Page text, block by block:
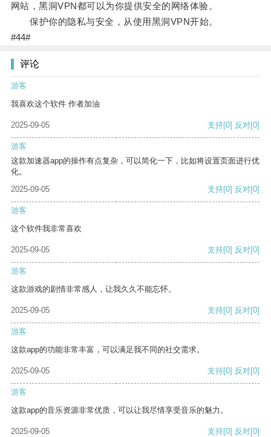
网站，黑洞VPN都可以为你提供安全的网络体验。
保护你的隐私与安全，从使用黑洞VPN开始。
#44#
评论
游客
我喜欢这个软件 作者加油
2025-09-05 支持[0] 反对[0]
游客
这款加速器app的操作有点复杂，可以简化一下，比如将设置页面进行优
化。
2025-09-05
支持[0] 反对[0]
游客
这个软件我非常喜欢
2025-09-05 支持[0] 反对[0]
游客
这款游戏的剧情非常感人，让我久久不能忘怀。
2025-09-05 支持[0] 反对[0]
游客
这款app的功能非常丰富，可以满足我不同的社交需求。
2025-09-05 支持[0] 反对[0]
游客
这款app的音乐资源非常优质，可以让我尽情享受音乐的魅力。
2025-09-05 支持[0] 反对[0]